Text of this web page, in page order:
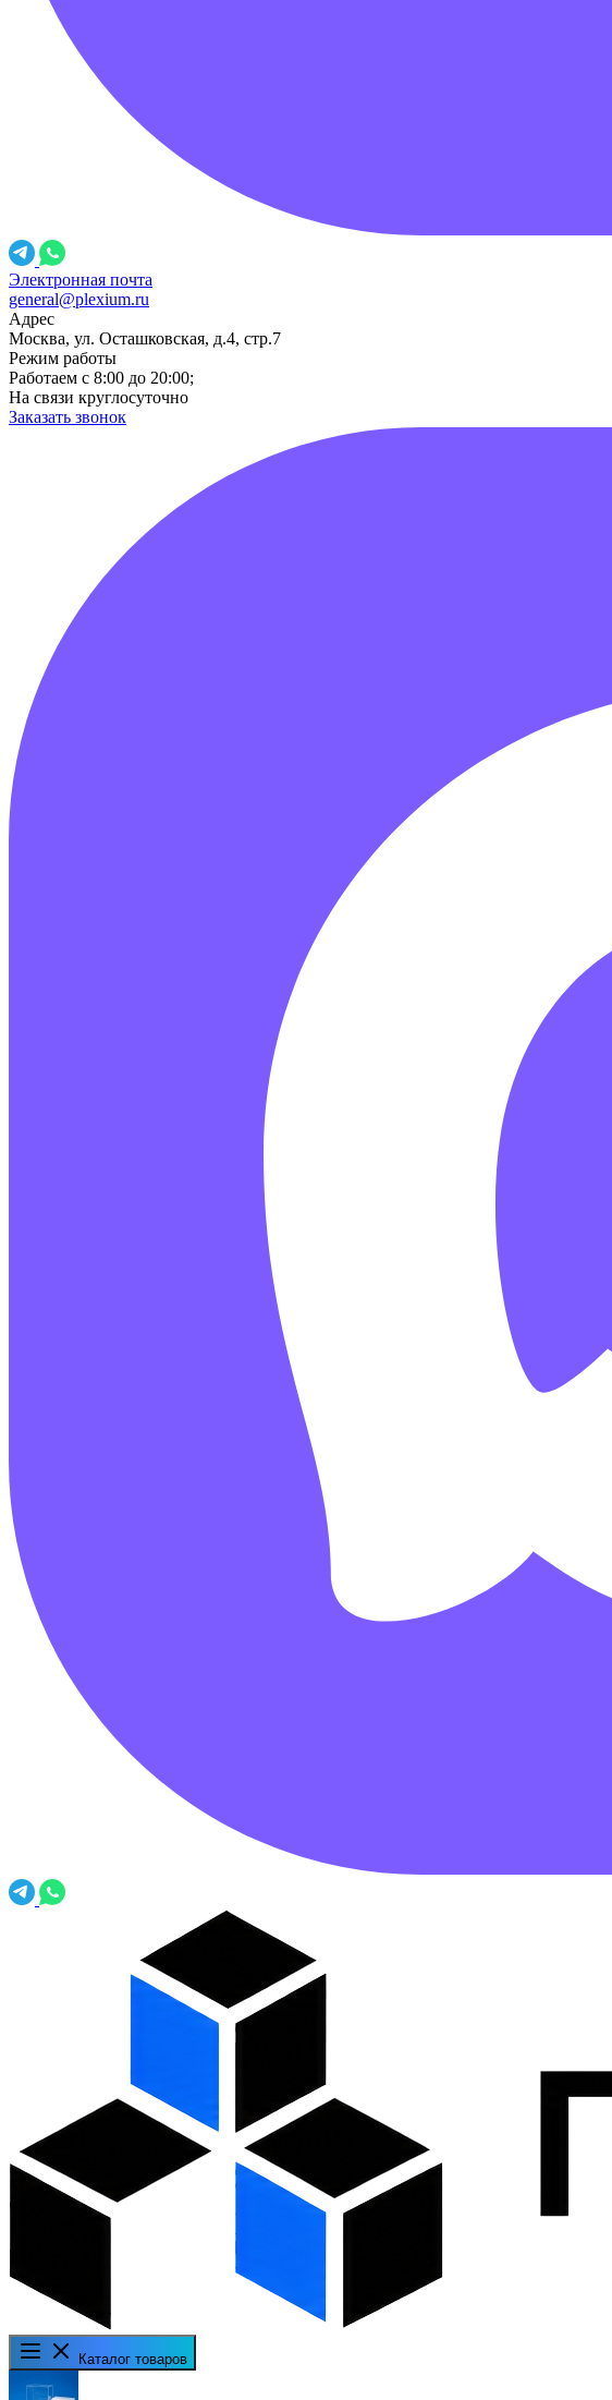
Электронная почта
general@plexium.ru
Адрес
Москва, ул. Осташковская, д.4, стр.7
Режим работы
Работаем с 8:00 до 20:00;
На связи круглосуточно
Заказать звонок
Каталог товаров